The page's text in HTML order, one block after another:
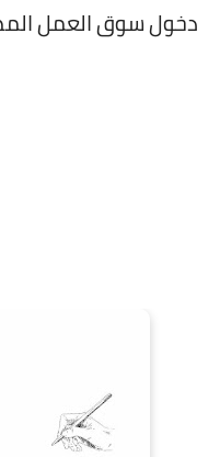
دخول سوق العمل